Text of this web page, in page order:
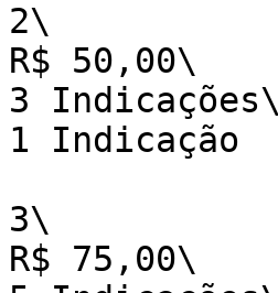
2\
R$ 50,00\
3 Indicações\
1 Indicação
3\
R$ 75,00\